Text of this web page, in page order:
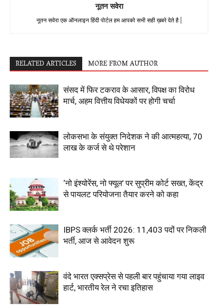
नूतन सवेरा
नूतन सवेरा एक ऑनलाइन हिंदी पोर्टल हम आपको सभी सही ख़बरे देते है |
RELATED ARTICLES MORE FROM AUTHOR
संसद में फिर टकराव के आसार, विपक्ष का विरोध
मार्च, अहम वित्तीय विधेयकों पर होगी चर्चा
लोकसभा के संयुक्त निदेशक ने की आत्महत्या, 70
लाख के कर्ज से थे परेशान
‘नो इंश्योरेंस, नो फ्यूल’ पर सुप्रीम कोर्ट सख्त, केंद्र
से पायलट परियोजना तैयार करने को कहा
IBPS क्लर्क भर्ती 2026: 11,403 पदों पर निकली
भर्ती, आज से आवेदन शुरू
वंदे भारत एक्सप्रेस से पहली बार पहुंचाया गया लाइव
हार्ट, भारतीय रेल ने रचा इतिहास